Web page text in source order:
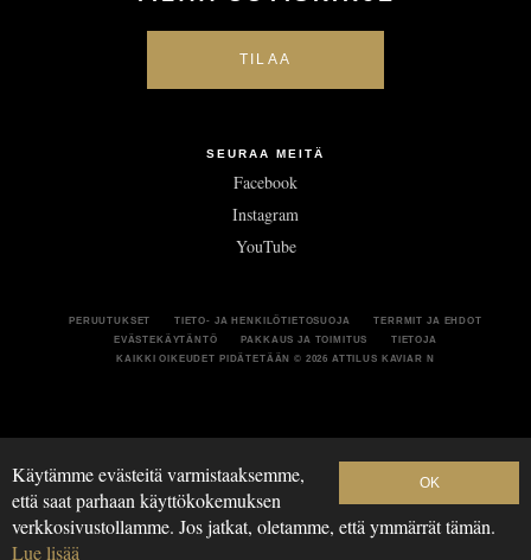
OK
Käytämme evästeitä varmistaaksemme,
että saat parhaan käyttökokemuksen
verkkosivustollamme. Jos jatkat, oletamme, että ymmärrät tämän.
Lue lisää
SEURAA MEITÄ
Facebook
Instagram
YouTube
PERUUTUKSET TIETO- JA HENKILÖTIETOSUOJA
TERRMIT JA EHDOT
EVÄSTEKÄYTÄNTÖ
PAKKAUS JA TOIMITUS
TIETOJA
KAIKKI OIKEUDET PIDÄTETÄÄN © 2026 ATTILUS KAVIAR N